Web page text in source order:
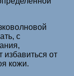
с
избавиться от
кожи.